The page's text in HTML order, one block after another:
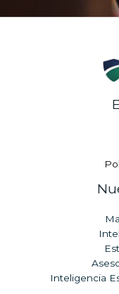
Inteligencia